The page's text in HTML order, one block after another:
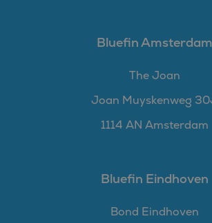
Bluefin Amsterdam
The Joan
Joan Muyskenweg
1114 AN Amsterdam
Bluefin Eindhoven
Bond Eindhoven